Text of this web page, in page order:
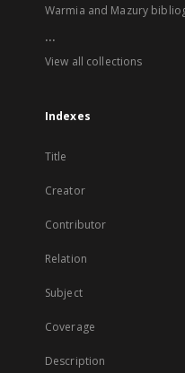
Warmia and Mazury
...
View all collections
Indexes
Title
Creator
Contributor
Relation
Subject
Coverage
Description